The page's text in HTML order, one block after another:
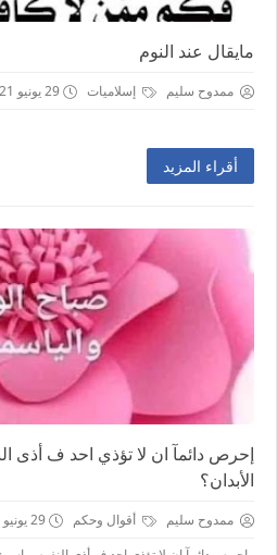
مايقال عند النوم
ممدوح سليم إسلاميات 29 يونيو 2021
أقراء المزيد
إحرص دائمآ ان لا تؤذي احد ف أذى
الأبدان؟
ممدوح سليم أقوال وحكم
29 يونيو 2021